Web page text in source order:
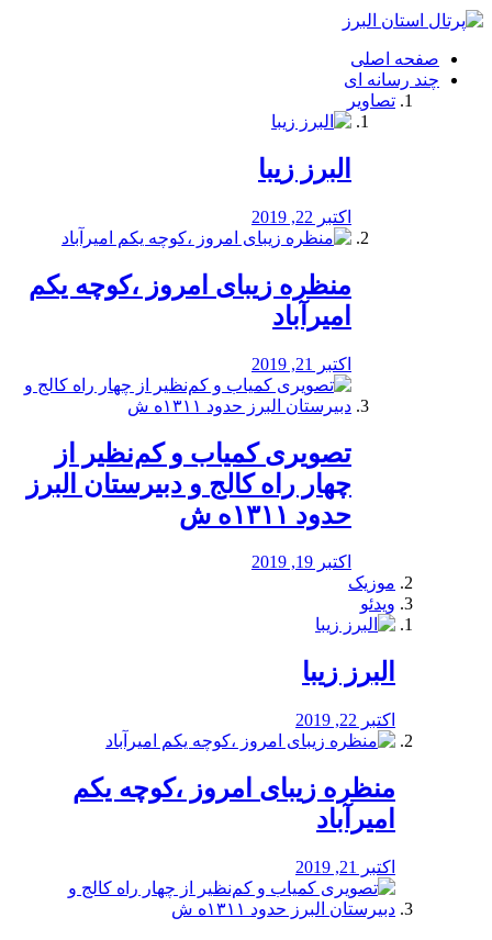
فصد
شرق
تهران
خشکشویی
صفحه اصلی
چند رسانه ای
تصاویر
البرز زیبا
اکتبر 22, 2019
منظره‌‌ زیبای امروز ،کوچه یکم
امیرآباد
اکتبر 21, 2019
️تصویری کمیاب و کم‌نظیر از
چهار راه كالج و دبيرستان البرز
حدود ۱۳۱۱ه ش
اکتبر 19, 2019
موزیک
ویدئو
البرز زیبا
اکتبر 22, 2019
منظره‌‌ زیبای امروز ،کوچه یکم
امیرآباد
اکتبر 21, 2019